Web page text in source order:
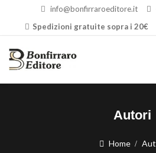
info@bonfirraroeditore.it
Spedizioni gratuite sopra i 20€
Autori
Home